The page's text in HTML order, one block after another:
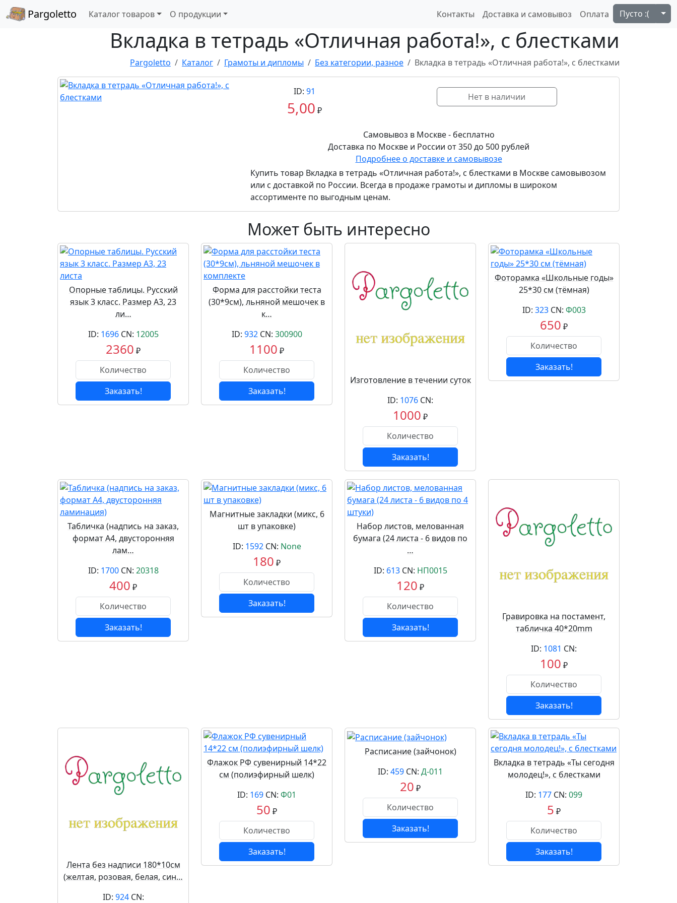
Pargoletto Каталог товаров О продукции Контакты Доставка и самовывоз Оплата Пусто :(
Вкладка в тетрадь «Отличная работа!», с блестками
Pargoletto Каталог Грамоты и дипломы Без категории, разное Вкладка в тетрадь «Отличная работа!», с блестками
ID: 91
5,00 ₽
Нет в наличии
Самовывоз в Москве - бесплатно
Доставка по Москве и России от 350 до 500 рублей
Подробнее о доставке и самовывозе
Купить товар Вкладка в тетрадь «Отличная работа!», с блестками в Москве самовывозом
или с доставкой по России. Всегда в продаже грамоты и дипломы в широком
ассортименте по выгодным ценам.
Может быть интересно
Опорные таблицы. Русский
язык 3 класс. Размер А3, 23
ли…
ID: 1696CN: 12005
2360 ₽
Заказать!
Форма для расстойки теста
(30*9см), льняной мешочек в
к…
ID: 932CN: 300900
1100 ₽
Заказать!
Изготовление в течении суток
ID: 1076 CN:
1000 ₽
Заказать!
Фоторамка «Школьные годы»
25*30 см (тёмная)
ID: 323CN: Ф003
650 ₽
Заказать!
Табличка (надпись на заказ,
формат А4, двусторонняя
лам…
ID: 1700CN: 20318
400 ₽
Заказать!
Магнитные закладки (микс, 6
шт в упаковке)
ID: 1592CN: None
180 ₽
Заказать!
Набор листов, мелованная
бумага (24 листа - 6 видов по
…
ID: 613CN: НП0015
120 ₽
Заказать!
Гравировка на постамент,
табличка 40*20mm
ID: 1081 CN:
100 ₽
Заказать!
Лента без надписи 180*10см
(желтая, розовая, белая, син…
ID: 924CN:
Флажок РФ сувенирный 14*22
см (полиэфирный шелк)
ID: 169 CN: Ф01
50 ₽
Заказать!
Расписание (зайчонок)
ID: 459 CN: Д-011
20 ₽
Заказать!
Вкладка в тетрадь «Ты сегодня
молодец!», с блестками
ID: 177 CN: 099
5 ₽
Заказать!